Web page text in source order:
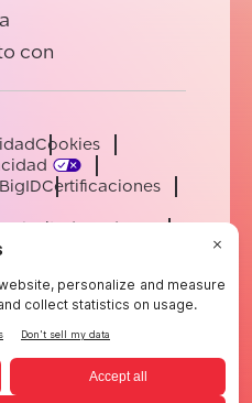
con
Cookies
Certificaciones
moderna
SpanishPortuguese